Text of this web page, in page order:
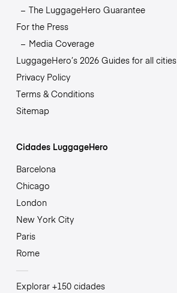
The LuggageHero Guarantee
For the Press
Media Coverage
LuggageHero’s 2026 Guides for all cities
Privacy Policy
Terms & Conditions
Sitemap
Cidades LuggageHero
Barcelona
Chicago
London
New York City
Paris
Rome
Explorar +150 cidades